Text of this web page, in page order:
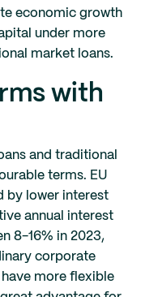
economic growth
under more
market loans.
with
and traditional
terms. EU
by lower interest
annual interest
8-16% in 2023,
corporate
more flexible